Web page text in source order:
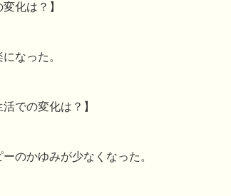
変化は？】
なった。
活での変化は？】
ーのかゆみが少なくなった。